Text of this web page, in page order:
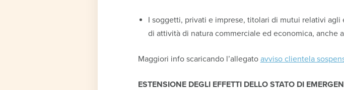
I soggetti, privati e imprese, titolari di mutui relativi
di attività di natura commerciale ed economica, anche
Maggiori info scaricando l’allegato avviso clientela
ESTENSIONE DEGLI EFFETTI DELLO STATO DI